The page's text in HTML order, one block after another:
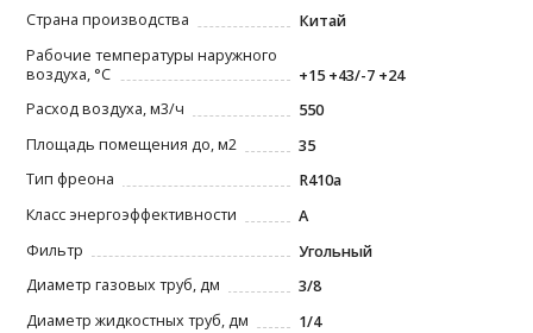
Страна производства
Китай
Рабочие температуры наружного
воздуха, °С
+15 +43/-7 +24
Расход воздуха, м3/ч
550
Площадь помещения до, м2
35
Тип фреона
R410a
Класс энергоэффективности
A
Фильтр
Угольный
Диаметр газовых труб, дм
3/8
Диаметр жидкостных труб, дм
1/4